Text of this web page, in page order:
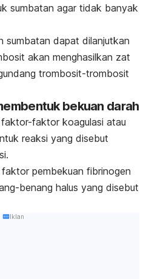
sumbatan agar tidak banyak
sumbatan dapat dilanjutkan
akan menghasilkan zat
trombosit-trombosit
bekuan darah
faktor koagulasi atau
reaksi yang disebut
pembekuan fibrinogen
benang halus yang disebut
Iklan